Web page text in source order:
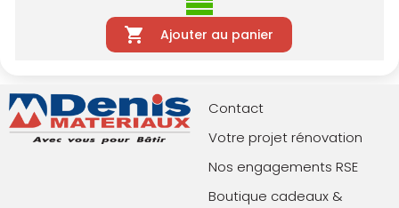
Ajouter au panier
Contact
Votre projet rénovation
Nos engagements RSE
Boutique cadeaux &